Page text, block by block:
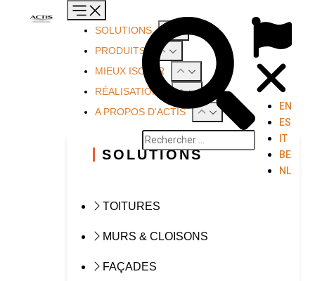
SOLUTIONS
PRODUITS
MIEUX ISOLER
RÉALISATIONS
A PROPOS D'ACTIS
SOLUTIONS
TOITURES
MURS & CLOISONS
FAÇADES
EN
ES
IT
BE
NL